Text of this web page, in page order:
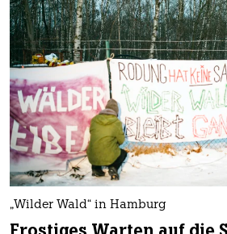
„Wilder Wald“ in Hamburg